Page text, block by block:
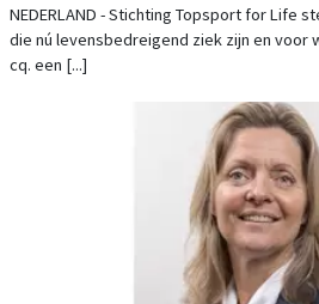
NEDERLAND - Stichting Topsport for Life
die nú levensbedreigend ziek zijn en voor
cq. een [...]